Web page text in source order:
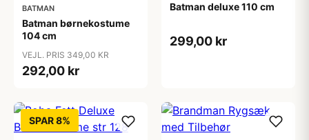
BATMAN
Batman børnekostume
104 cm
VEJL. PRIS 349,00 KR
292,00 kr
Batman deluxe 110 cm
299,00 kr
SPAR 8%